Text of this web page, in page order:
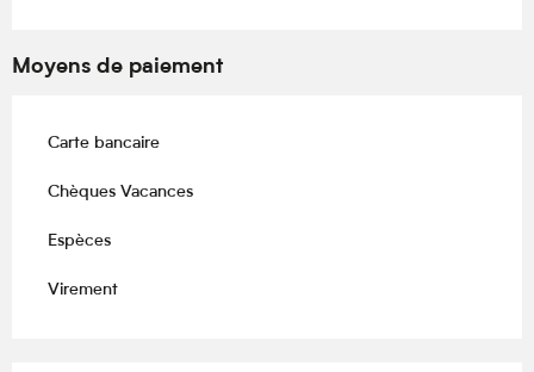
Moyens de paiement
Carte bancaire
Chèques Vacances
Espèces
Virement